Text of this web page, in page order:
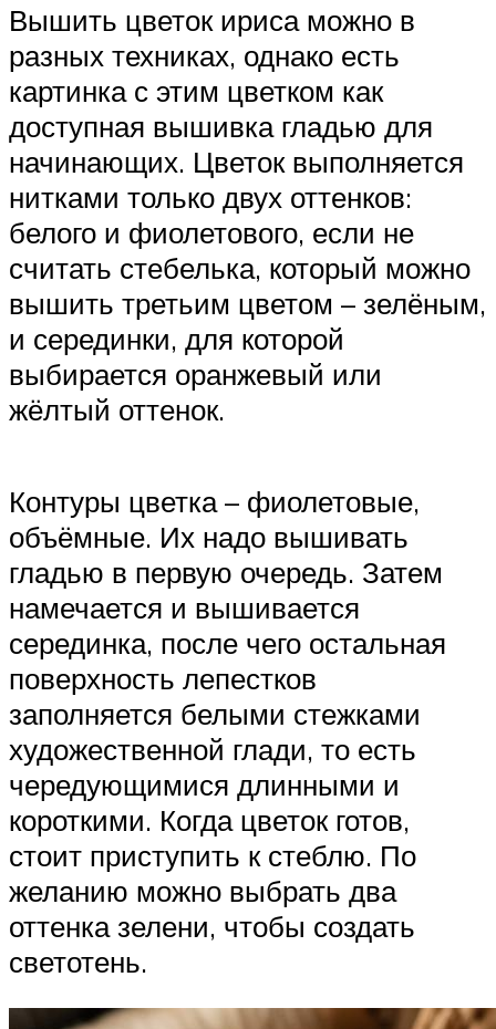
Вышить цветок ириса можно в
разных техниках, однако есть
картинка с этим цветком как
доступная вышивка гладью для
начинающих. Цветок выполняется
нитками только двух оттенков:
белого и фиолетового, если не
считать стебелька, который можно
вышить третьим цветом – зелёным,
и серединки, для которой
выбирается оранжевый или
жёлтый оттенок.
Контуры цветка – фиолетовые,
объёмные. Их надо вышивать
гладью в первую очередь. Затем
намечается и вышивается
серединка, после чего остальная
поверхность лепестков
заполняется белыми стежками
художественной глади, то есть
чередующимися длинными и
короткими. Когда цветок готов,
стоит приступить к стеблю. По
желанию можно выбрать два
оттенка зелени, чтобы создать
светотень.